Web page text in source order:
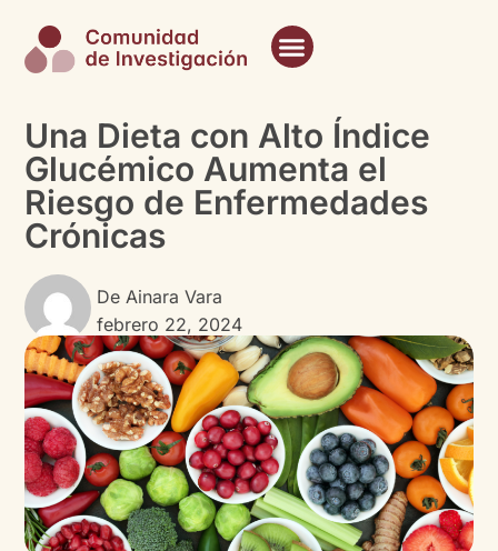
Una Dieta con Alto Índice
Glucémico Aumenta el
Riesgo de Enfermedades
Crónicas
De Ainara Vara
febrero 22, 2024